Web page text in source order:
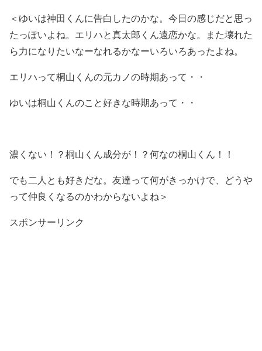
＜ゆいは神田くんに告白したのかな。今日の感じだと思っ
たっぽいよね。エリハと真太郎くん遠恋かな。また壊れた
ら力になりたいなーなれるかなーいろいろあったよね。
エリハって桐山くんの元カノの時期あって・・
ゆいは桐山くんのこと好きな時期あって・・
濃くない！？桐山くん成分が！？何なの桐山くん！！
でも二人とも好きだな。友達って何がきっかけで、どうや
って仲良くなるのかわからないよね＞
スポンサーリンク